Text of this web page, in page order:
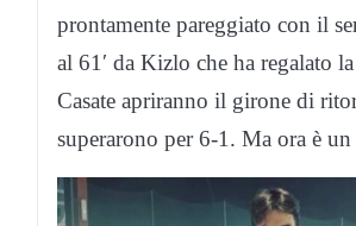
prontamente pareggiato con il
al 61′ da Kizlo che ha regalato
Casate apriranno il girone di
superarono per 6-1. Ma ora è